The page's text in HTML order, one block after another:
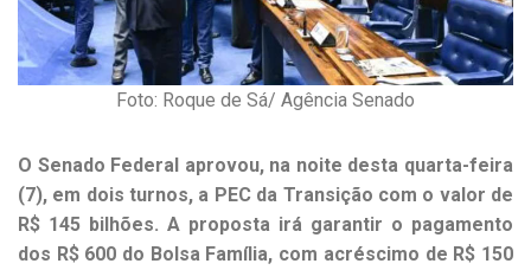
Foto: Roque de Sá/ Agência Senado
O Senado Federal aprovou, na noite desta quarta-feira
(7), em dois turnos, a PEC da Transição com o valor de
R$ 145 bilhões. A proposta irá garantir o pagamento
dos R$ 600 do Bolsa Família, com acréscimo de R$ 150